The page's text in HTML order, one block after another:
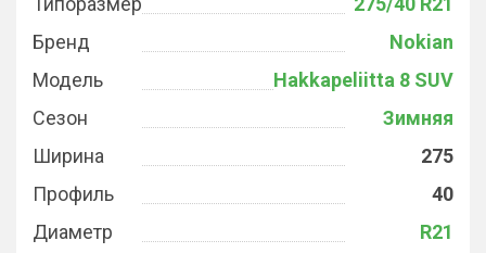
Бренд
Nokian
Модель
Hakkapeliitta 8 SUV
Сезон
Зимняя
Ширина
275
Профиль
40
Диаметр
R21